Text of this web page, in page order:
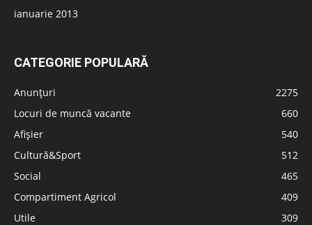
ianuarie 2013
CATEGORIE POPULARĂ
Anunțuri
2275
Locuri de muncă vacante
660
Afișier
540
Cultură&Sport
512
Social
465
Compartiment Agricol
409
Utile
309